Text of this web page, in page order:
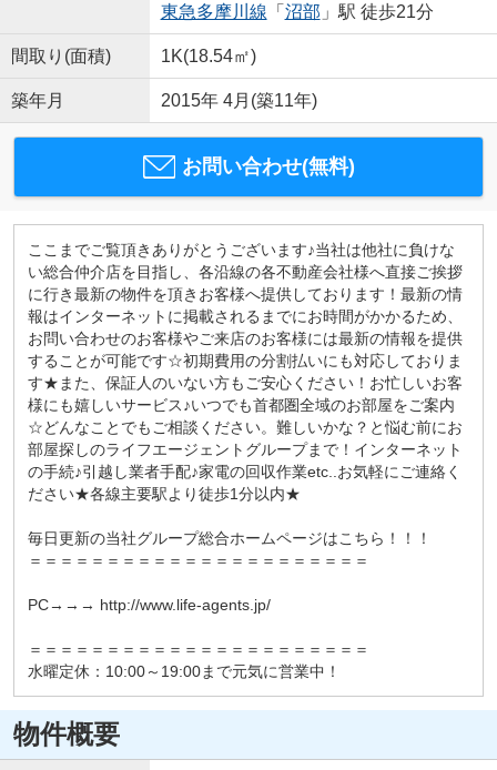
東急多摩川線 「 沼部 」駅 徒歩21分
間取り(面積) 1K(18.54㎡)
築年月 2015年 4月(築11年)
お問い合わせ(無料)
ここまでご覧頂きありがとうございます♪当社は他社に負けな
い総合仲介店を目指し、各沿線の各不動産会社様へ直接ご挨拶
に行き最新の物件を頂きお客様へ提供しております！最新の情
報はインターネットに掲載されるまでにお時間がかかるため、
お問い合わせのお客様やご来店のお客様には最新の情報を提供
することが可能です☆初期費用の分割払いにも対応しておりま
す★また、保証人のいない方もご安心ください！お忙しいお客
様にも嬉しいサービス♪いつでも首都圏全域のお部屋をご案内
☆どんなことでもご相談ください。難しいかな？と悩む前にお
部屋探しのライフエージェントグループまで！インターネット
の手続♪引越し業者手配♪家電の回収作業etc..お気軽にご連絡く
ださい★各線主要駅より徒歩1分以内★
毎日更新の当社グループ総合ホームページはこちら！！！
＝＝＝＝＝＝＝＝＝＝＝＝＝＝＝＝＝＝＝＝＝＝
PC→→→ http://www.life-agents.jp/
＝＝＝＝＝＝＝＝＝＝＝＝＝＝＝＝＝＝＝＝＝＝
水曜定休：10:00～19:00まで元気に営業中！
物件概要